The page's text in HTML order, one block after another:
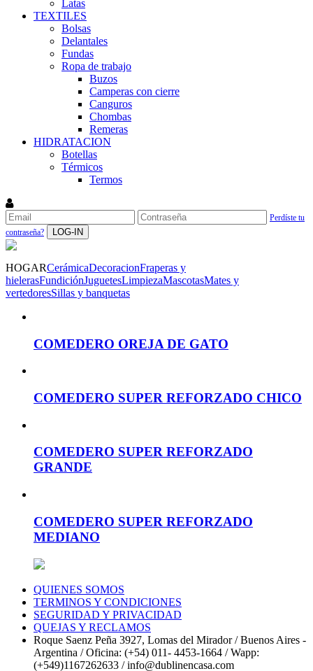
Latas
TEXTILES
Bolsas
Delantales
Fundas
Ropa de trabajo
Buzos
Camperas con cierre
Canguros
Chombas
Remeras
HIDRATACION
Botellas
Térmicos
Termos
Perdíste tu
contraseña?
LOG-IN
HOGARCerámicaDecoracionFraperas y
hielerasFundiciónJuguetesLimpiezaMascotasMates y
vertedoresSillas y banquetas
COMEDERO OREJA DE GATO
COMEDERO SUPER REFORZADO CHICO
COMEDERO SUPER REFORZADO
GRANDE
COMEDERO SUPER REFORZADO
MEDIANO
QUIENES SOMOS
TERMINOS Y CONDICIONES
SEGURIDAD Y PRIVACIDAD
QUEJAS Y RECLAMOS
Roque Saenz Peña 3927, Lomas del Mirador / Buenos Aires -
Argentina / Oficina: (+54) 011- 4453-1664 / Wapp:
(+549)1167262633 / info@dublinencasa.com